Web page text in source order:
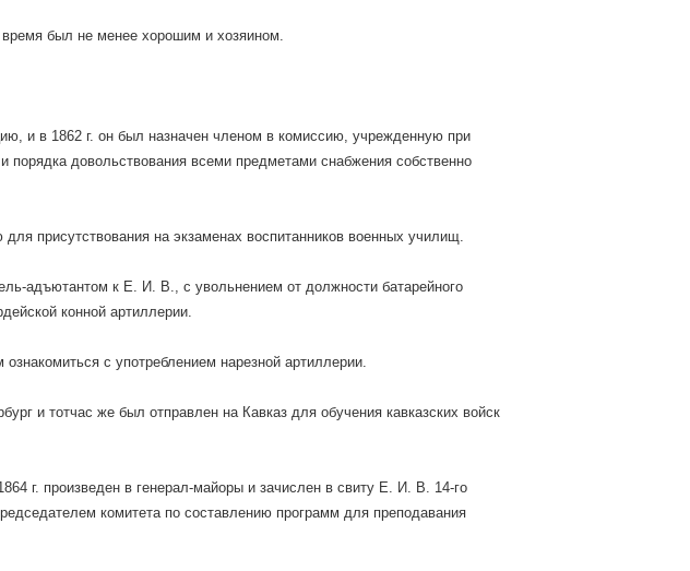
был не менее хорошим и хозяином.
и в 1862 г. он был назначен членом в комиссию, учрежденную при
порядка довольствования всеми предметами снабжения собственно
присутствования на экзаменах воспитанников военных училищ.
адъютантом к Е. И. В., с увольнением от должности батарейного
конной артиллерии.
с употреблением нарезной артиллерии.
и тотчас же был отправлен на Кавказ для обучения кавказских войск
г. произведен в генерал-майоры и зачислен в свиту Е. И. В. 14-го
комитета по составлению программ для преподавания